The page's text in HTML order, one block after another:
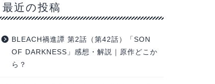
最近の投稿
BLEACH禍進譚 第2話（第42話）「SON
OF DARKNESS」感想・解説｜原作どこか
ら？